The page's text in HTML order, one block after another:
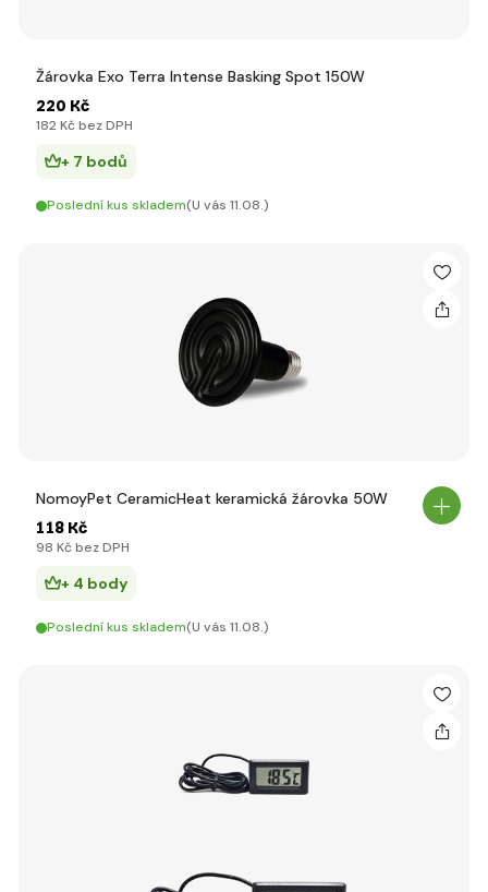
Žárovka Exo Terra Intense Basking Spot 150W
220 Kč
182 Kč bez DPH
+ 7 bodů
Poslední kus skladem(U vás 11.08.)
NomoyPet CeramicHeat keramická žárovka 50W
118 Kč
98 Kč bez DPH
+ 4 body
Poslední kus skladem(U vás 11.08.)